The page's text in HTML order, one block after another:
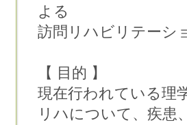
よる
訪問リハビリテーシ
【 目的 】
現在行われている理
リハについて、疾患